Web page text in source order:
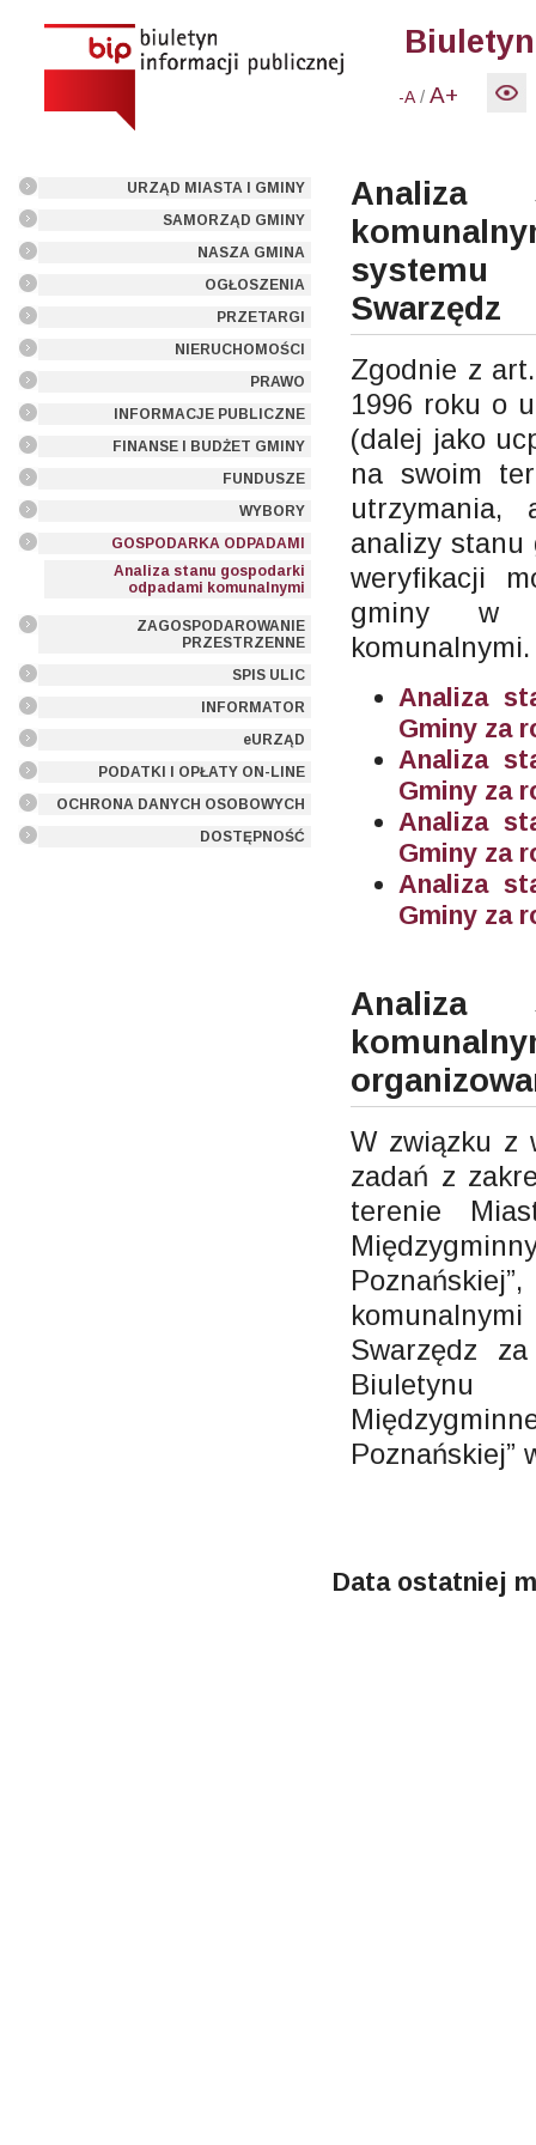
-A /A+
URZĄD MIASTA I GMINY
SAMORZĄD GMINY
NASZA GMINA
OGŁOSZENIA
PRZETARGI
NIERUCHOMOŚCI
PRAWO
INFORMACJE PUBLICZNE
FINANSE I BUDŻET GMINY
FUNDUSZE
WYBORY
GOSPODARKA ODPADAMI
Analiza stanu gospodarki
odpadami komunalnymi
ZAGOSPODAROWANIE
PRZESTRZENNE
SPIS ULIC
INFORMATOR
eURZĄD
PODATKI I OPŁATY ON-LINE
OCHRONA DANYCH OSOBOWYCH
DOSTĘPNOŚĆ
Analiza
systemu
Swarzędz
Zgodnie z
1996 roku o
(dalej jako
na swoim
utrzymania,
analizy stanu
weryfikacji
gminy w
komunalnymi.
Analiza
Gminy za
Analiza
Gminy za
Analiza
Gminy za
Analiza
Gminy za
Analiza
W związku z
zadań z
terenie
Swarzędz
Poznańskiej”
Data ostatniej